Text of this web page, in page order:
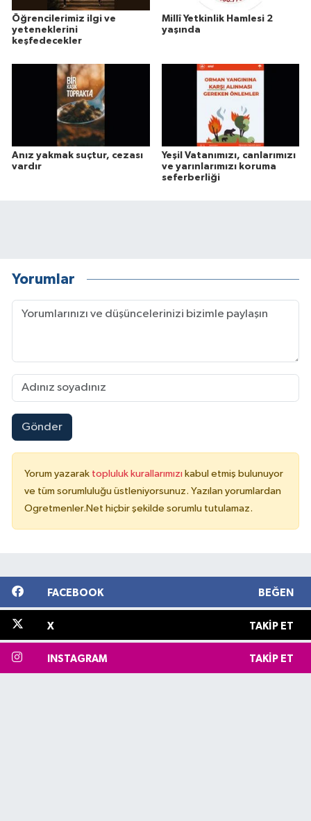
Öğrencilerimiz ilgi ve
yeteneklerini
keşfedecekler
Millî Yetkinlik Hamlesi 2
yaşında
Anız yakmak suçtur, cezası
vardır
Yeşil Vatanımızı, canlarımızı
ve yarınlarımızı koruma
seferberliği
Yorumlar
Gönder
Yorum yazarak topluluk kurallarımızı kabul etmiş bulunuyor
ve tüm sorumluluğu üstleniyorsunuz. Yazılan yorumlardan
Ogretmenler.Net hiçbir şekilde sorumlu tutulamaz.
FACEBOOK BEĞEN
X TAKIP ET
INSTAGRAM TAKIP ET